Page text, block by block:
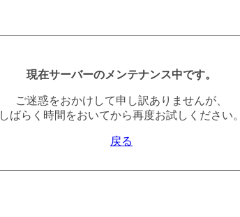
現在サーバーのメンテナンス中です。
ご迷惑をおかけして申し訳ありませんが、
しばらく時間をおいてから再度お試しください。
戻る